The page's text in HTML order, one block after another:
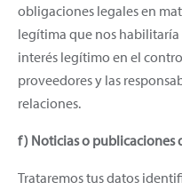
obligaciones legales en
legítima que nos
interés legítimo en el
proveedores y las
relaciones.
f) Noticias o publicaciones
Trataremos tus datos